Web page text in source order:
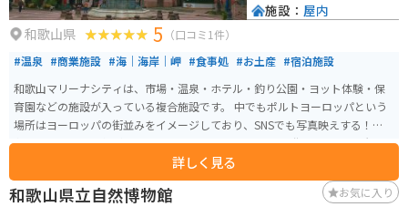
和歌山県 5 （口コミ1件）
#温泉 #商業施設 #海｜海岸｜岬 #食事処 #お土産 #宿泊施設
和歌山マリーナシティは、市場・温泉・ホテル・釣り公園・ヨット体験・保
育園などの施設が入っている複合施設です。 中でもポルトヨーロッパという
場所はヨーロッパの街並みをイメージしており、SNSでも写真映えする！と有
名なスポットで人気があります。マリーナシティは1つの街のような場所で、
詳しく見る
施設： 屋内
和歌山県立自然博物館 お気に入り